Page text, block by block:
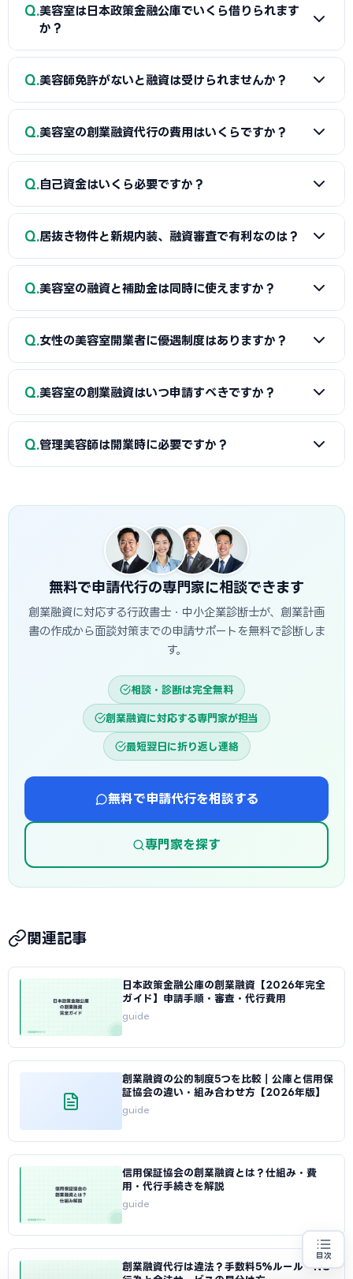
Q 美容室は日本政策金融公庫でいくら借りられます
か？
A
制度上は最大7,200万円ですが、創業期の実態としては
目安です。
Q 美容師免許がないと融資は受けられませんか？
A
美容室を開業するには美容師免許が必須です。オーナー
す。免許がない場合は融資審査が非常に厳しくなります。
Q 美容室の創業融資代行の費用はいくらですか？
A
税理士（顧問契約あり）で10〜35万円、融資コンサルで
酬は融資額の5%が上限です。
Q 自己資金はいくら必要ですか？
A
制度上は自己資金要件なしですが、実務上は融資額の1/3
として長年勤務した実績があれば、自己資金が少なくても審査
で考慮されます。
Q 居抜き物件と新規内装、融資審査で有利なのは？
A
居抜きの方が有利です。初期投資が少なく返済負担が軽
の設備状態を事前に確認し、追加工事が必要な場合はその費
用も含めて申請しましょう。
Q 美容室の融資と補助金は同時に使えますか？
A
はい、併用可能です。融資1,000万円+持続化補助金200
すれば両方を一括サポートしてもらえます。
Q 女性の美容室開業者に優遇制度はありますか？
A
日本政策金融公庫では女性向けの特別利率（基準利率か
も女性創業支援の制度融資があります。
Q 美容室の創業融資はいつ申請すべきですか？
A
開業予定日の4〜6ヶ月前が理想です。事業計画書作成に
Q 管理美容師は開業時に必要ですか？
が2名以上になる店舗では管理美容師が必須です。講習（約3
日間・費用1.6万円）で取得できます。
無料で申請代行の専門家に相談できます
創業融資に対応する行政書士・中小企業診断士が、創業計画
書の作成から面談対策までの申請サポートを無料で診断しま
す。
相談・診断は完全無料
創業融資に対応する専門家が担当
最短翌日に折り返し連絡
無料で申請代行を相談する
専門家を探す
関連記事
日本政策金融公庫の創業融資【2026年完全
ガイド】申請手順・審査・代行費用
guide
創業融資の公的制度5つを比較｜公庫と信用保
証協会の違い・組み合わせ方【2026年版】
guide
信用保証協会の創業融資とは？仕組み・費
用・代行手続きを解説
guide
創業融資代行は違法？手数料5%ルール・NG
目次
創業融資の代行をお探しの方
専門家に無料相談する
地域・業種から選べる
お近くの専門家を探す